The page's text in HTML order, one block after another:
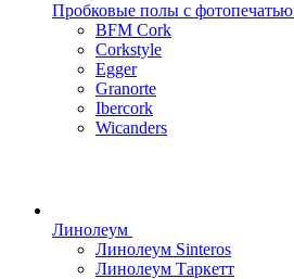
Пробковые полы с фотопечатью
BFM Cork
Corkstyle
Egger
Granorte
Ibercork
Wicanders
Линолеум
Линолеум Sinteros
Линолеум Таркетт